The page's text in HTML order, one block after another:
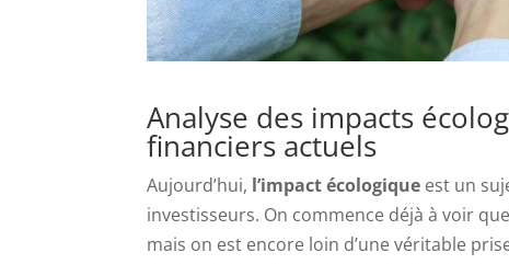
Analyse des impacts
financiers actuels
Aujourd’hui, l’impact écologique est un
investisseurs. On commence déjà à voir
mais on est encore loin d’une véritable